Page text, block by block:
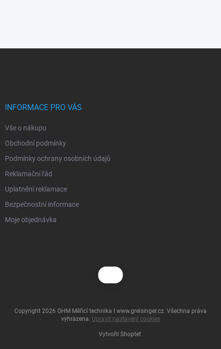
INFORMACE PRO VÁS
Vše o nákupu
Obchodní podmínky
Podmínky ochrany osobních údajů
Reklamační řád
Uplatnění reklamace
Bezpečnostní informace
Moje objednávka
Vytvořil Shoptet
Copyright 2026 GHM Měřicí technika I www.greisinger.cz. Všechna práva
vyhrazena. Upravit nastavení cookies